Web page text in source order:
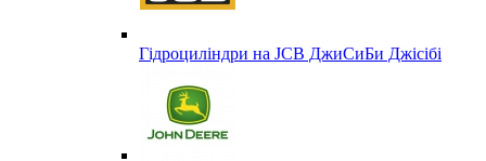
Гідроциліндри на JCB ДжиСиБи Джісібі